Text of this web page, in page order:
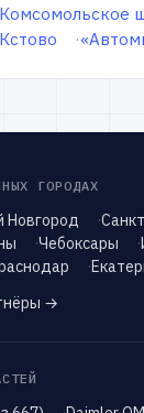
ГОРОДАХ
Новгород
Чебоксары
→